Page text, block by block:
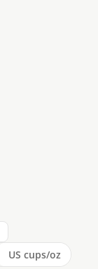
US cups/oz